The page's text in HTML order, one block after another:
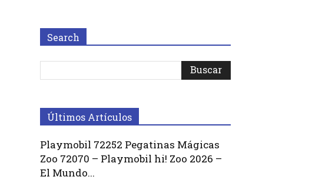
Search
Últimos Artículos
Playmobil 72252 Pegatinas Mágicas
Zoo 72070 – Playmobil hi! Zoo 2026 –
El Mundo...